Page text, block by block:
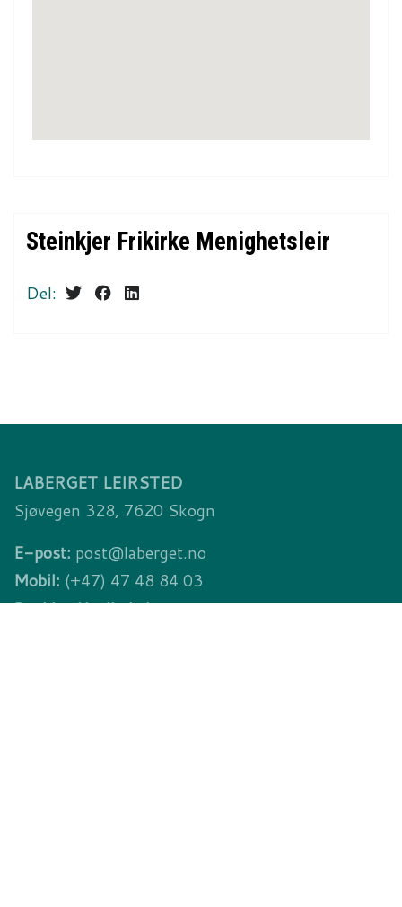
Steinkjer Frikirke Menighetsleir
Del:
LABERGET LEIRSTED
Sjøvegen 328, 7620 Skogn
E-post: post@laberget.no
Mobil: (+47) 47 48 84 03
Booking/daglig leder: